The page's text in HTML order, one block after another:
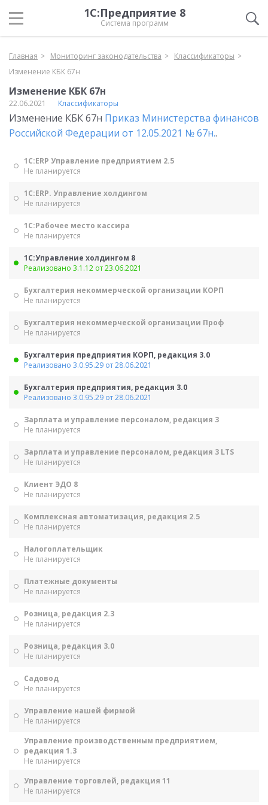
1С:Предприятие 8
Система программ
Главная Мониторинг законодательства
Классификаторы
Изменение КБК 67н
Изменение КБК 67н
22.06.2021 Классификаторы
Изменение КБК 67н Приказ Министерства финансов
Российской Федерации от 12.05.2021 № 67н..
1С:ERP Управление предприятием 2.5
Не планируется
1С:ERP. Управление холдингом
Не планируется
1С:Рабочее место кассира
Не планируется
1С:Управление холдингом 8
Реализовано 3.1.12 от 23.06.2021
Бухгалтерия некоммерческой организации КОРП
Не планируется
Бухгалтерия некоммерческой организации Проф
Не планируется
Бухгалтерия предприятия КОРП, редакция 3.0
Реализовано 3.0.95.29 от 28.06.2021
Бухгалтерия предприятия, редакция 3.0
Реализовано 3.0.95.29 от 28.06.2021
Зарплата и управление персоналом, редакция 3
Не планируется
Зарплата и управление персоналом, редакция 3 LTS
Не планируется
Клиент ЭДО 8
Не планируется
Комплексная автоматизация, редакция 2.5
Не планируется
Налогоплательщик
Не планируется
Платежные документы
Не планируется
Розница, редакция 2.3
Не планируется
Розница, редакция 3.0
Не планируется
Садовод
Не планируется
Управление нашей фирмой
Не планируется
Управление производственным предприятием,
редакция 1.3
Не планируется
Управление торговлей, редакция 11
Не планируется